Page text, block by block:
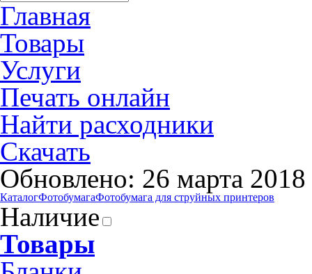
Главная
Товары
Услуги
Печать онлайн
Найти расходники
Скачать
Обновлено: 26 марта 2018
КаталогФотобумагаФотобумага для cтруйных принтеров
Наличие
Товары